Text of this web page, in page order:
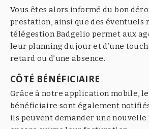
Vous êtes alors informé du bon
prestation, ainsi que des éventuels
télégestion Badgelio permet aux
leur planning du jour et d’une
retard ou d’une absence.
CÔTÉ BÉNÉFICIAIRE
Grâce à notre application mobile,
bénéficiaire sont également
ils peuvent demander une